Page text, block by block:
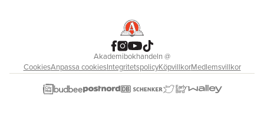
Akademibokhandeln@
CookiesAnpassa cookiesIntegritetspolicyKöpvillkorMedlemsvillkor